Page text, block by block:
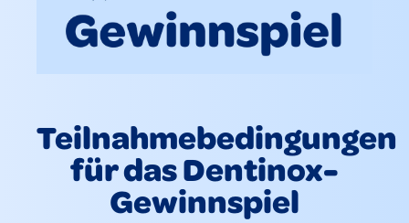
Teilnahmebedingungen
für das Dentinox-
Gewinnspiel